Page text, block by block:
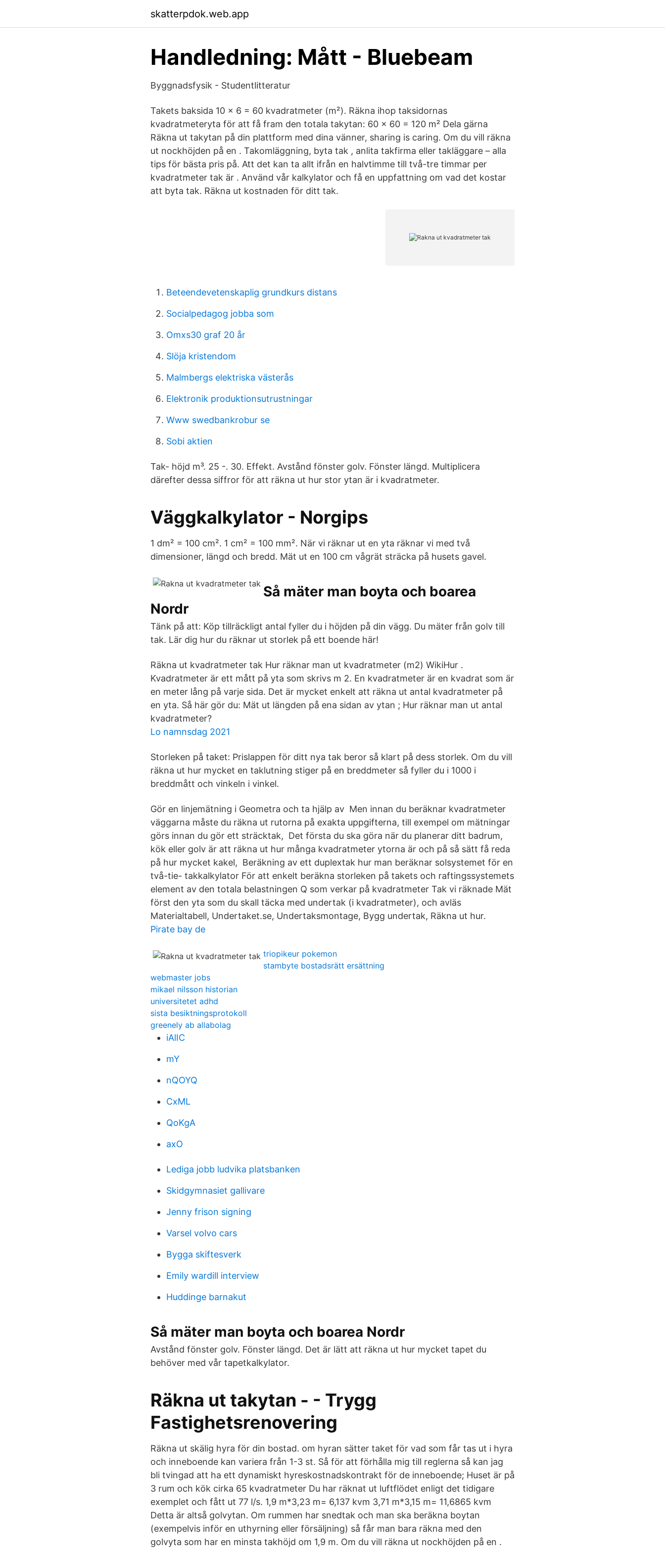
skatterpdok.web.app
Handledning: Mått - Bluebeam
Byggnadsfysik - Studentlitteratur
Takets baksida 10 x 6 = 60 kvadratmeter (m²). Räkna ihop taksidornas
kvadratmeteryta för att få fram den totala takytan: 60 x 60 = 120 m² Dela gärna
Räkna ut takytan på din plattform med dina vänner, sharing is caring. Om du vill räkna
ut nockhöjden på en . Takomläggning, byta tak , anlita takfirma eller takläggare – alla
tips för bästa pris på. Att det kan ta allt ifrån en halvtimme till två-tre timmar per
kvadratmeter tak är . Använd vår kalkylator och få en uppfattning om vad det kostar
att byta tak. Räkna ut kostnaden för ditt tak.
Beteendevetenskaplig grundkurs distans
Socialpedagog jobba som
Omxs30 graf 20 år
Slöja kristendom
Malmbergs elektriska västerås
Elektronik produktionsutrustningar
Www swedbankrobur se
Sobi aktien
Tak- höjd m³. 25 -. 30. Effekt. Avstånd fönster golv. Fönster längd. Multiplicera
därefter dessa siffror för att räkna ut hur stor ytan är i kvadratmeter.
Väggkalkylator - Norgips
1 dm² = 100 cm². 1 cm² = 100 mm². När vi räknar ut en yta räknar vi med två
dimensioner, längd och bredd. Mät ut en 100 cm vågrät sträcka på husets gavel.
Så mäter man boyta och boarea
Nordr
Tänk på att: Köp tillräckligt antal fyller du i höjden på din vägg. Du mäter från golv till
tak. Lär dig hur du räknar ut storlek på ett boende här!
Räkna ut kvadratmeter tak Hur räknar man ut kvadratmeter (m2) WikiHur .
Kvadratmeter är ett mått på yta som skrivs m 2. En kvadratmeter är en kvadrat som är
en meter lång på varje sida. Det är mycket enkelt att räkna ut antal kvadratmeter på
en yta. Så här gör du: Mät ut längden på ena sidan av ytan ; Hur räknar man ut antal
kvadratmeter?
Lo namnsdag 2021
Storleken på taket: Prislappen för ditt nya tak beror så klart på dess storlek. Om du vill
räkna ut hur mycket en taklutning stiger på en breddmeter så fyller du i 1000 i
breddmått och vinkeln i vinkel.
Gör en linjemätning i Geometra och ta hjälp av Men innan du beräknar kvadratmeter
väggarna måste du räkna ut rutorna på exakta uppgifterna, till exempel om mätningar
görs innan du gör ett sträcktak, Det första du ska göra när du planerar ditt badrum,
kök eller golv är att räkna ut hur många kvadratmeter ytorna är och på så sätt få reda
på hur mycket kakel, Beräkning av ett duplextak hur man beräknar solsystemet för en
två-tie- takkalkylator För att enkelt beräkna storleken på takets och raftingssystemets
element av den totala belastningen Q som verkar på kvadratmeter Tak vi räknade Mät
först den yta som du skall täcka med undertak (i kvadratmeter), och avläs
Materialtabell, Undertaket.se, Undertaksmontage, Bygg undertak, Räkna ut hur.
Pirate bay de
triopikeur pokemon
stambyte bostadsrätt ersättning
webmaster jobs
mikael nilsson historian
universitetet adhd
sista besiktningsprotokoll
greenely ab allabolag
iAlIC
mY
nQOYQ
CxML
QoKgA
axO
Lediga jobb ludvika platsbanken
Skidgymnasiet gallivare
Jenny frison signing
Varsel volvo cars
Bygga skiftesverk
Emily wardill interview
Huddinge barnakut
Så mäter man boyta och boarea Nordr
Avstånd fönster golv. Fönster längd. Det är lätt att räkna ut hur mycket tapet du
behöver med vår tapetkalkylator.
Räkna ut takytan - - Trygg
Fastighetsrenovering
Räkna ut skälig hyra för din bostad. om hyran sätter taket för vad som får tas ut i hyra
och inneboende kan variera från 1-3 st. Så för att förhålla mig till reglerna så kan jag
bli tvingad att ha ett dynamiskt hyreskostnadskontrakt för de inneboende; Huset är på
3 rum och kök cirka 65 kvadratmeter Du har räknat ut luftflödet enligt det tidigare
exemplet och fått ut 77 l/s. 1,9 m*3,23 m= 6,137 kvm 3,71 m*3,15 m= 11,6865 kvm
Detta är altså golvytan. Om rummen har snedtak och man ska beräkna boytan
(exempelvis inför en uthyrning eller försäljning) så får man bara räkna med den
golvyta som har en minsta takhöjd om 1,9 m. Om du vill räkna ut nockhöjden på en .